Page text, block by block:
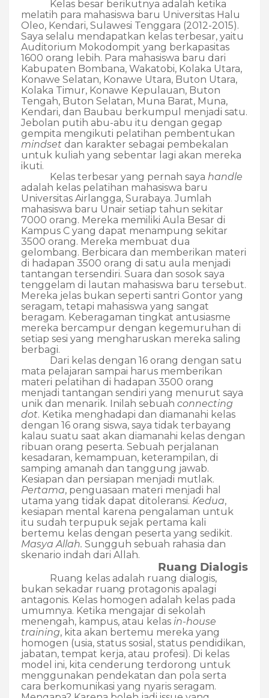
Kelas besar berikutnya adalah ketika
melatih para mahasiswa baru Universitas Halu
Oleo, Kendari, Sulawesi Tenggara (2012-2015).
Saya selalu mendapatkan kelas terbesar, yaitu
Auditorium Mokodompit yang berkapasitas
1600 orang lebih. Para mahasiswa baru dari
Kabupaten Bombana, Wakatobi, Kolaka Utara,
Konawe Selatan, Konawe Utara, Buton Utara,
Kolaka Timur, Konawe Kepulauan, Buton
Tengah, Buton Selatan, Muna Barat, Muna,
Kendari, dan Baubau berkumpul menjadi satu.
Jebolan putih abu-abu itu dengan gegap
gempita mengikuti pelatihan pembentukan
mindset dan karakter sebagai pembekalan
untuk kuliah yang sebentar lagi akan mereka
ikuti.
Kelas terbesar yang pernah saya handle
adalah kelas pelatihan mahasiswa baru
Universitas Airlangga, Surabaya. Jumlah
mahasiswa baru Unair setiap tahun sekitar
7000 orang. Mereka memiliki Aula Besar di
Kampus C yang dapat menampung sekitar
3500 orang. Mereka membuat dua
gelombang. Berbicara dan memberikan materi
di hadapan 3500 orang di satu aula menjadi
tantangan tersendiri. Suara dan sosok saya
tenggelam di lautan mahasiswa baru tersebut.
Mereka jelas bukan seperti santri Gontor yang
seragam, tetapi mahasiswa yang sangat
beragam. Keberagaman tingkat antusiasme
mereka bercampur dengan kegemuruhan di
setiap sesi yang mengharuskan mereka saling
berbagi.
Dari kelas dengan 16 orang dengan satu
mata pelajaran sampai harus memberikan
materi pelatihan di hadapan 3500 orang
menjadi tantangan sendiri yang menurut saya
unik dan menarik. Inilah sebuah connecting
dot. Ketika menghadapi dan diamanahi kelas
dengan 16 orang siswa, saya tidak terbayang
kalau suatu saat akan diamanahi kelas dengan
ribuan orang peserta. Sebuah perjalanan
kesadaran, kemampuan, keterampilan, di
samping amanah dan tanggung jawab.
Kesiapan dan persiapan menjadi mutlak.
Pertama, penguasaan materi menjadi hal
utama yang tidak dapat ditoleransi. Kedua,
kesiapan mental karena pengalaman untuk
itu sudah terpupuk sejak pertama kali
bertemu kelas dengan peserta yang sedikit.
Masya Allah. Sungguh sebuah rahasia dan
skenario indah dari Allah.
Ruang Dialogis
Ruang kelas adalah ruang dialogis,
bukan sekadar ruang protagonis apalagi
antagonis. Kelas homogen adalah kelas pada
umumnya. Ketika mengajar di sekolah
menengah, kampus, atau kelas in-house
training, kita akan bertemu mereka yang
homogen (usia, status sosial, status pendidikan,
jabatan, tempat kerja, atau profesi). Di kelas
model ini, kita cenderung terdorong untuk
menggunakan pendekatan dan pola serta
cara berkomunikasi yang nyaris seragam.